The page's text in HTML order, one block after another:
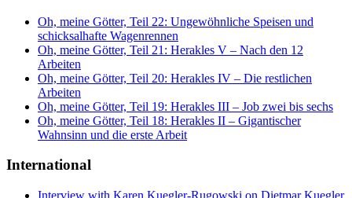
Oh, meine Götter, Teil 22: Ungewöhnliche Speisen und
schicksalhafte Wagenrennen
Oh, meine Götter, Teil 21: Herakles V – Nach den 12
Arbeiten
Oh, meine Götter, Teil 20: Herakles IV – Die restlichen
Arbeiten
Oh, meine Götter, Teil 19: Herakles III – Job zwei bis sechs
Oh, meine Götter, Teil 18: Herakles II – Gigantischer
Wahnsinn und die erste Arbeit
International
Interview with Karen Kuegler-Rugowski on Dietmar Kuegler